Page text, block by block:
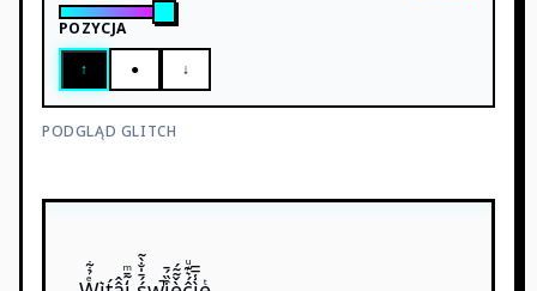
POZYCJA
↑
● ↓
PODGLĄD GLITCH